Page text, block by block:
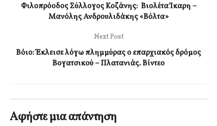
Φιλοπρόοδος Σύλλογος Κοζάνης: Βιολέτα Ίκαρη –
Μανόλης Ανδρουλιδάκης «Βόλτα»
Next Post
Βόιο: Έκλεισε λόγω πλημμύρας ο επαρχιακός δρόμος
Βογατσικού – Πλατανιάς. Βίντεο
Αφήστε μια απάντηση